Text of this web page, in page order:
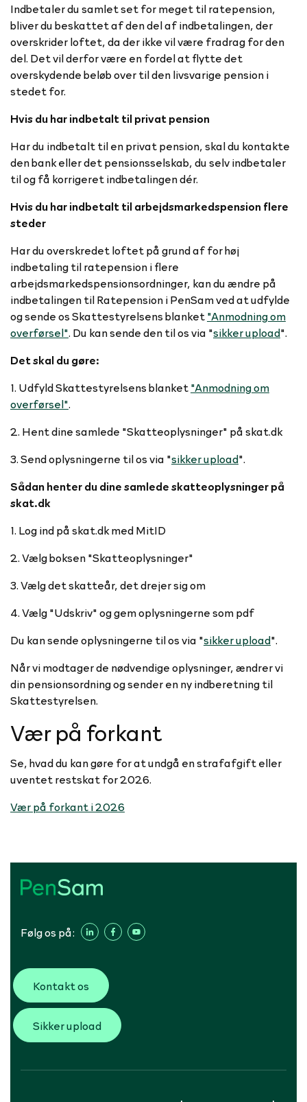
Indbetaler du samlet set for meget til ratepension,
bliver du beskattet af den del af indbetalingen, der
overskrider loftet, da der ikke vil være fradrag for den
del. Det vil derfor være en fordel at flytte det
overskydende beløb over til den livsvarige pension i
stedet for.
Hvis du har indbetalt til privat pension
Har du indbetalt til en privat pension, skal du kontakte
den bank eller det pensionsselskab, du selv indbetaler
til og få korrigeret indbetalingen dér.
Hvis du har indbetalt til arbejdsmarkedspension flere
steder
Har du overskredet loftet på grund af for høj
indbetaling til ratepension i flere
arbejdsmarkedspensionsordninger, kan du ændre på
indbetalingen til Ratepension i PenSam ved at udfylde
og sende os Skattestyrelsens blanket"Anmodning om
overførsel". Du kan sende den til os via "sikker upload".
Det skal du gøre:
1. Udfyld Skattestyrelsens blanket"Anmodning om
overførsel".
2. Hent dine samlede "Skatteoplysninger" på skat.dk
3. Send oplysningerne til os via "sikker upload".
Sådan henter du dine samlede skatteoplysninger på
skat.dk
1. Log ind på skat.dk med MitID
2. Vælg boksen "Skatteoplysninger"
3. Vælg det skatteår, det drejer sig om
4. Vælg "Udskriv" og gem oplysningerne som pdf
Du kan sende oplysningerne til os via "sikker upload".
Når vi modtager de nødvendige oplysninger, ændrer vi
din pensionsordning og sender en ny indberetning til
Skattestyrelsen.
Vær på forkant
Se, hvad du kan gøre for at undgå en strafafgift eller
uventet restskat for 2026.
Vær på forkant i 2026
Følg os på:
Kontakt os
Sikker upload